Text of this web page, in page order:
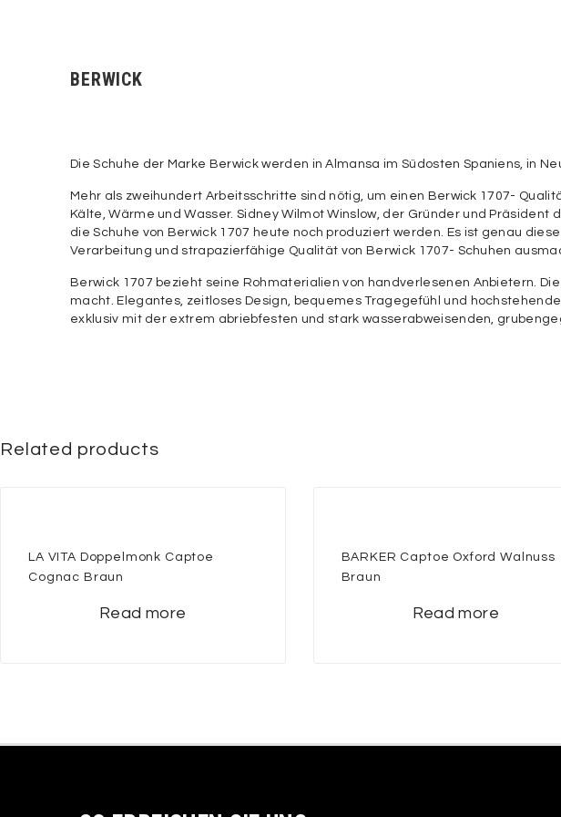
BERWICK
Die Schuhe der Marke Berwick werden in Almansa im Südosten Spaniens, in
Mehr als zweihundert Arbeitsschritte sind nötig, um einen Berwick 1707-
Kälte, Wärme und Wasser. Sidney Wilmot Winslow, der Gründer und
die Schuhe von Berwick 1707 heute noch produziert werden. Es ist genau
Verarbeitung und strapazierfähige Qualität von Berwick 1707- Schuhen
Berwick 1707 bezieht seine Rohmaterialien von handverlesenen Anbietern.
macht. Elegantes, zeitloses Design, bequemes Tragegefühl und
exklusiv mit der extrem abriebfesten und stark wasserabweisenden,
Related products
LA VITA Doppelmonk Captoe
Cognac Braun
Read more
BARKER Captoe Oxford Walnuss
Braun
Read more